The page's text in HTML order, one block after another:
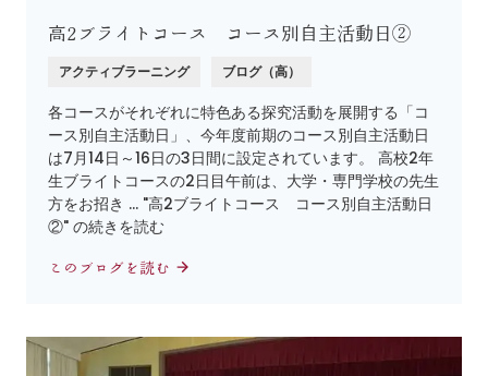
高2ブライトコース コース別自主活動日②
アクティブラーニング ブログ（高）
各コースがそれぞれに特色ある探究活動を展開する「コ
ース別自主活動日」、今年度前期のコース別自主活動日
は7月14日～16日の3日間に設定されています。 高校2年
生ブライトコースの2日目午前は、大学・専門学校の先生
方をお招き … "高2ブライトコース コース別自主活動日
②" の続きを読む
このブログを読む